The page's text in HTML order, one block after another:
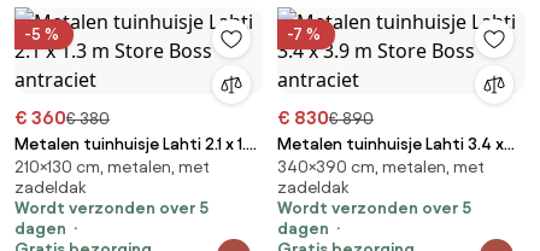
-5 %
€ 360€ 380
Metalen tuinhuisje Lahti 2.1 x 1.3
m Store Boss antraciet
210×130 cm, metalen, met
zadeldak
Wordt verzonden over 5
dagen
-7 %
€ 830€ 890
Metalen tuinhuisje Lahti 3.4 x
3.9 m Store Boss antraciet
340×390 cm, metalen, met
zadeldak
Wordt verzonden over 5
dagen